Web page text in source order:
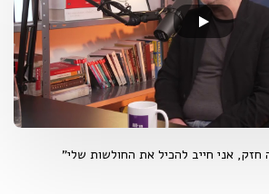
חזק, אני חייב להכיל את החולשות שלי"